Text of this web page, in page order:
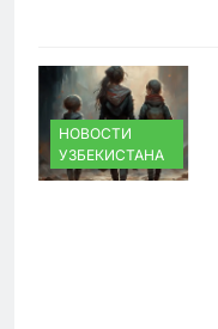
НОВОСТИ
УЗБЕКИСТАНА